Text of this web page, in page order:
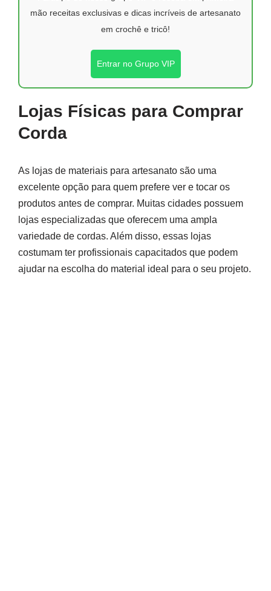
mão receitas exclusivas e dicas incríveis de artesanato
em crochê e tricô!
Entrar no Grupo VIP
Lojas Físicas para Comprar
Corda
As lojas de materiais para artesanato são uma
excelente opção para quem prefere ver e tocar os
produtos antes de comprar. Muitas cidades possuem
lojas especializadas que oferecem uma ampla
variedade de cordas. Além disso, essas lojas
costumam ter profissionais capacitados que podem
ajudar na escolha do material ideal para o seu projeto.